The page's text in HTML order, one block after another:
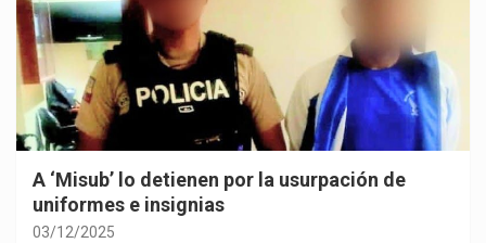
A ‘Misub’ lo detienen por la usurpación de
uniformes e insignias
03/12/2025